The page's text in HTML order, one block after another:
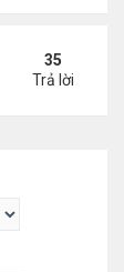
35
Trả lời